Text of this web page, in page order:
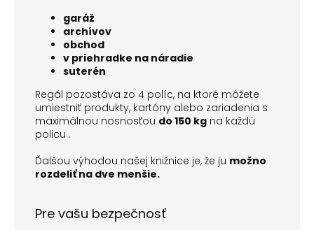
garáž
archívov
obchod
v priehradke na náradie
suterén
Regál pozostáva zo 4 políc, na ktoré môžete
umiestniť produkty, kartóny alebo zariadenia s
maximálnou nosnosťou do 150 kg na každú
policu .
Ďalšou výhodou našej knižnice je, že ju možno
rozdeliť na dve menšie.
Pre vašu bezpečnosť